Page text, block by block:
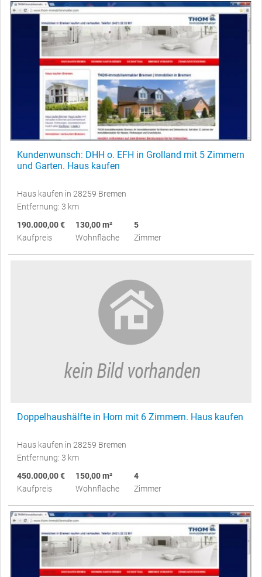
Kundenwunsch: DHH o. EFH in Grolland mit 5 Zimmern
und Garten. Haus kaufen
Haus kaufen in 28259 Bremen
Entfernung: 3 km
190.000,00 €
Kaufpreis
130,00 m²
Wohnfläche
5
Zimmer
Doppelhaushälfte in Horn mit 6 Zimmern. Haus kaufen
Haus kaufen in 28259 Bremen
Entfernung: 3 km
450.000,00 €
Kaufpreis
150,00 m²
Wohnfläche
4
Zimmer